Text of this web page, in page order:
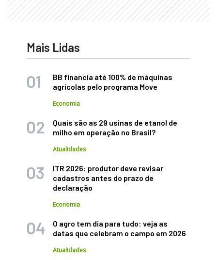
Mais Lidas
BB financia até 100% de máquinas
agrícolas pelo programa Move
Economia
Quais são as 29 usinas de etanol de
milho em operação no Brasil?
Atualidades
ITR 2026: produtor deve revisar
cadastros antes do prazo de
declaração
Economia
O agro tem dia para tudo: veja as
datas que celebram o campo em 2026
Atualidades